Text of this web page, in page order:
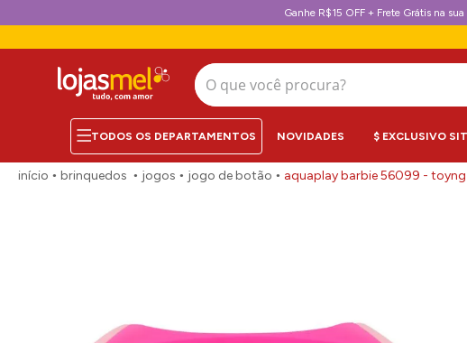
Ganhe R$15 OFF + Frete Grátis na
O que você procura?
NOVIDADES $ EXCLUSIVO
brinquedos jogos jogo de botão aquaplay barbie 56099 - toyng